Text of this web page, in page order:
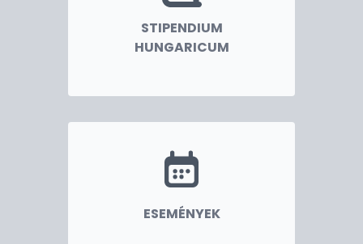
STIPENDIUM
HUNGARICUM
ESEMÉNYEK